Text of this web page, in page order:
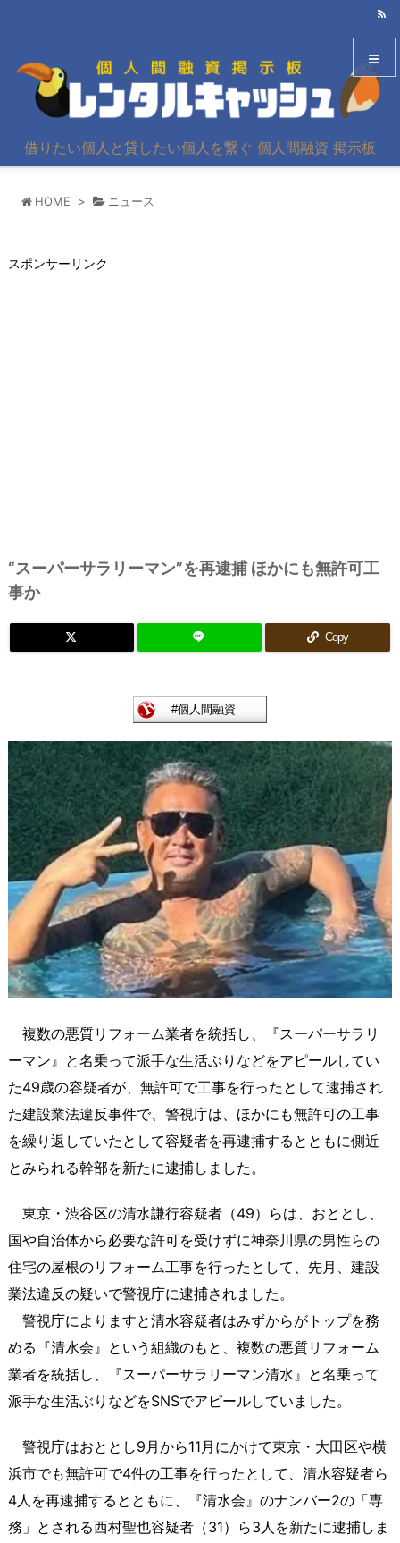
借りたい個人と貸したい個人を繋ぐ 個人間融資 掲示板
HOME > ニュース
スポンサーリンク
“スーパーサラリーマン”を再逮捕 ほかにも無許可工
事か
Copy
複数の悪質リフォーム業者を統括し、『スーパーサラリ
ーマン』と名乗って派手な生活ぶりなどをアピールしてい
た49歳の容疑者が、無許可で工事を行ったとして逮捕され
た建設業法違反事件で、警視庁は、ほかにも無許可の工事
を繰り返していたとして容疑者を再逮捕するとともに側近
とみられる幹部を新たに逮捕しました。
東京・渋谷区の清水謙行容疑者（49）らは、おととし、
国や自治体から必要な許可を受けずに神奈川県の男性らの
住宅の屋根のリフォーム工事を行ったとして、先月、建設
業法違反の疑いで警視庁に逮捕されました。
警視庁によりますと清水容疑者はみずからがトップを務
める『清水会』という組織のもと、複数の悪質リフォーム
業者を統括し、『スーパーサラリーマン清水』と名乗って
派手な生活ぶりなどをSNSでアピールしていました。
警視庁はおととし9月から11月にかけて東京・大田区や横
浜市でも無許可で4件の工事を行ったとして、清水容疑者ら
4人を再逮捕するとともに、『清水会』のナンバー2の「専
務」とされる西村聖也容疑者（31）ら3人を新たに逮捕しま